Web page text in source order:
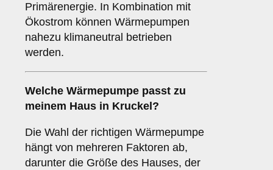
Primärenergie. In Kombination mit
Ökostrom können Wärmepumpen
nahezu klimaneutral betrieben
werden.
Welche Wärmepumpe passt zu
meinem Haus in Kruckel?
Die Wahl der richtigen Wärmepumpe
hängt von mehreren Faktoren ab,
darunter die Größe des Hauses, der